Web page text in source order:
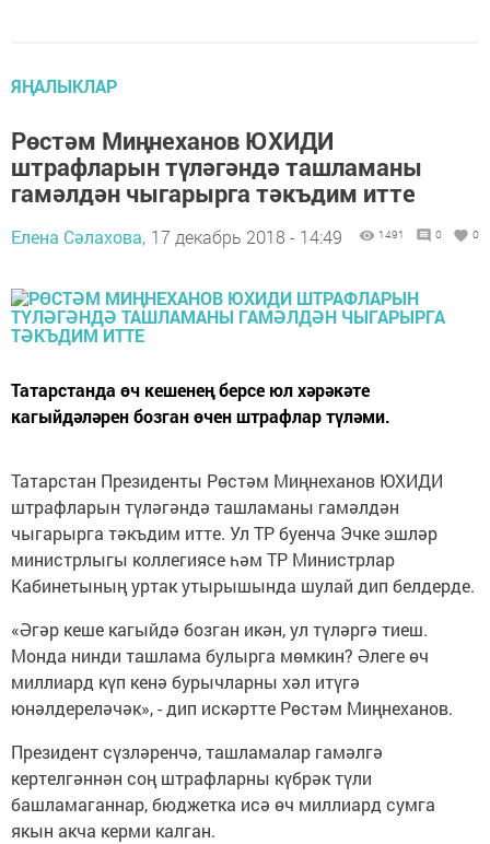
ЯҢАЛЫКЛАР
Рөстәм Миңнеханов ЮХИДИ
штрафларын түләгәндә ташламаны
гамәлдән чыгарырга тәкъдим итте
Елена Сәлахова, 17 декабрь 2018 - 14:49 1491 0 0
Татарстанда өч кешенең берсе юл хәрәкәте
кагыйдәләрен бозган өчен штрафлар түләми.
Татарстан Президенты Рөстәм Миңнеханов ЮХИДИ
штрафларын түләгәндә ташламаны гамәлдән
чыгарырга тәкъдим итте. Ул ТР буенча Эчке эшләр
министрлыгы коллегиясе һәм ТР Министрлар
Кабинетының уртак утырышында шулай дип белдерде.
«Әгәр кеше кагыйдә бозган икән, ул түләргә тиеш.
Монда нинди ташлама булырга мөмкин? Әлеге өч
миллиард күп кенә бурычларны хәл итүгә
юнәлдереләчәк», - дип искәртте Рөстәм Миңнеханов.
Президент сүзләренчә, ташламалар гамәлгә
кертелгәннән соң штрафларны күбрәк түли
башламаганнар, бюджетка исә өч миллиард сумга
якын акча керми калган.